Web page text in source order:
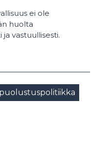
ei ole
huolta
vastuullisesti.
puolustuspolitiikka